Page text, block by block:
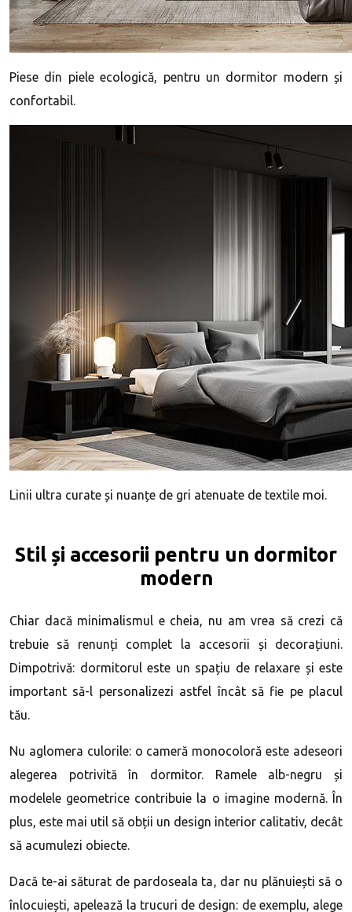
Piese din piele ecologică, pentru un dormitor modern și
confortabil.
Linii ultra curate și nuanțe de gri atenuate de textile moi.
Stil și accesorii pentru un dormitor
modern
Chiar dacă minimalismul e cheia, nu am vrea să crezi că
trebuie să renunți complet la accesorii și decorațiuni.
Dimpotrivă: dormitorul este un spațiu de relaxare și este
important să-l personalizezi astfel încât să fie pe placul
tău.
Nu aglomera culorile: o cameră monocoloră este adeseori
alegerea potrivită în dormitor. Ramele alb-negru și
modelele geometrice contribuie la o imagine modernă. În
plus, este mai util să obții un design interior calitativ, decât
să acumulezi obiecte.
Dacă te-ai săturat de pardoseala ta, dar nu plănuiești să o
înlocuiești, apelează la trucuri de design: de exemplu, alege